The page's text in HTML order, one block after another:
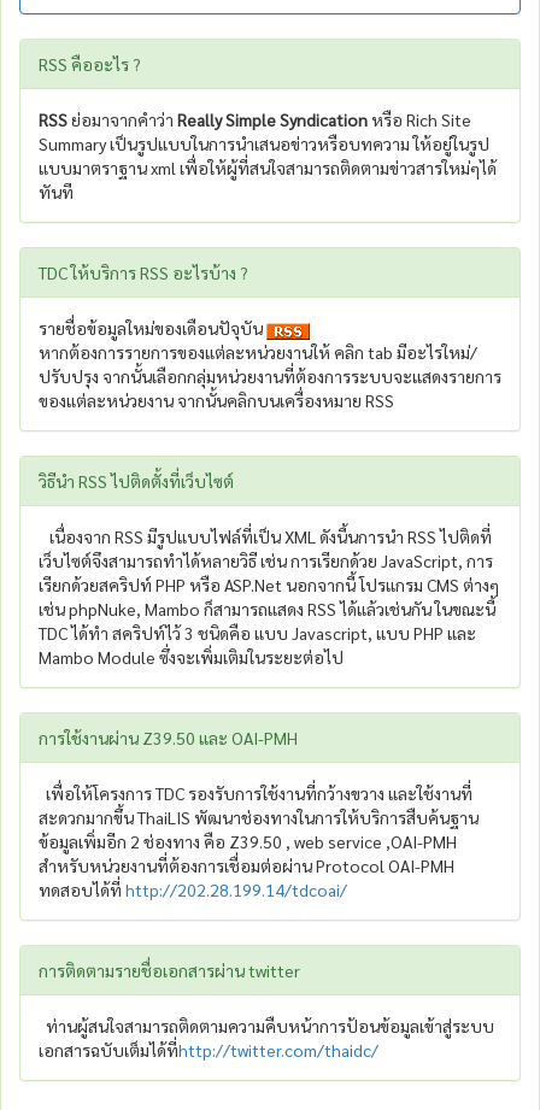
RSS คืออะไร ?
RSSย่อมาจากคำว่า Really Simple Syndicationหรือ Rich Site
Summary เป็นรูปแบบในการนำเสนอข่าวหรือบทความ ให้อยู่ในรูป
แบบมาตราฐาน xml เพื่อให้ผู้ที่สนใจสามารถติดตามข่าวสารใหม่ๆได้
ทันที
TDC ให้บริการ RSS อะไรบ้าง ?
รายชื่อข้อมูลใหม่ของเดือนปัจุบัน
หากต้องการรายการของแต่ละหน่วยงานให้ คลิก tab มีอะไรใหม่/
ปรับปรุง จากนั้นเลือกกลุ่มหน่วยงานที่ต้องการระบบจะแสดงรายการ
ของแต่ละหน่วยงาน จากนั้นคลิกบนเครื่องหมาย RSS
วิธีนำ RSS ไปติดตั้งที่เว็บไซต์
เนื่องจาก RSS มีรูปแบบไฟล์ที่เป็น XML ดังนี้นการนำ RSS ไปติดที่
เว็บไซต์จึงสามารถทำได้หลายวิธี เช่น การเรียกด้วย JavaScript, การ
เรียกด้วยสคริปท์ PHP หรือ ASP.Net นอกจากนี้ โปรแกรม CMS ต่างๆ
เช่น phpNuke, Mambo ก็สามารถแสดง RSS ได้แล้วเช่นกัน ในขณะนี้
TDC ได้ทำ สคริปท์ไว้ 3 ชนิดคือ แบบ Javascript, แบบ PHP และ
Mambo Module ซึ่งจะเพิ่มเติมในระยะต่อไป
การใช้งานผ่าน Z39.50 และ OAI-PMH
เพื่อให้โครงการ TDC รองรับการใช้งานที่กว้างขวาง และใช้งานที่
สะดวกมากขึ้น ThaiLIS พัฒนาช่องทางในการให้บริการสืบค้นฐาน
ข้อมูลเพิ่มอีก 2 ช่องทาง คือ Z39.50 , web service ,OAI-PMH
สำหรับหน่วยงานที่ต้องการเชื่อมต่อผ่าน Protocol OAI-PMH
ทดสอบได้ที่ http://202.28.199.14/tdcoai/
การติดตามรายชื่อเอกสารผ่าน twitter
ท่านผู้สนใจสามารถติดตามความคืบหน้าการป้อนข้อมูลเข้าสู่ระบบ
เอกสารฉบับเต็มได้ที่http://twitter.com/thaidc/